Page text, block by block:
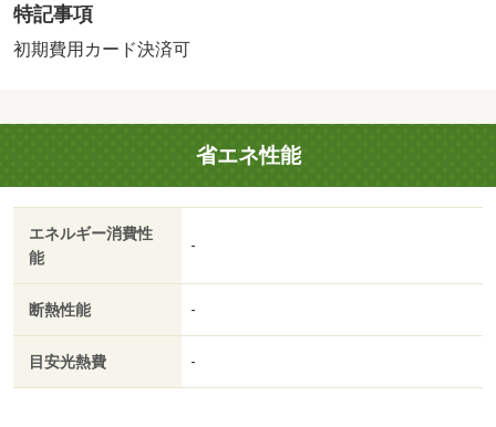
会費５００円／月・静岡県のお部屋探しはルームズ賃貸
へ！・バイク置場：有・駐輪場：有（５００円／月）
特記事項
初期費用カード決済可
省エネ性能
エネルギー消費性
能
-
断熱性能 -
目安光熱費 -